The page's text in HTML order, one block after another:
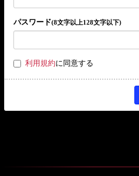
パスワード(8文字以上128文字以下)
利用規約に同意する